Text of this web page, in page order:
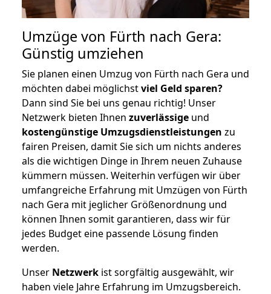
Umzüge von Fürth nach Gera:
Günstig umziehen
Sie planen einen Umzug von Fürth nach Gera und
möchten dabei möglichstviel Geld sparen?
Dann sind Sie bei uns genau richtig! Unser
Netzwerk bieten Ihnen zuverlässige und
kostengünstige Umzugsdienstleistungen zu
fairen Preisen, damit Sie sich um nichts anderes
als die wichtigen Dinge in Ihrem neuen Zuhause
kümmern müssen. Weiterhin verfügen wir über
umfangreiche Erfahrung mit Umzügen von Fürth
nach Gera mit jeglicher Größenordnung und
können Ihnen somit garantieren, dass wir für
jedes Budget eine passende Lösung finden
werden.
Unser Netzwerk ist sorgfältig ausgewählt, wir
haben viele Jahre Erfahrung im Umzugsbereich.